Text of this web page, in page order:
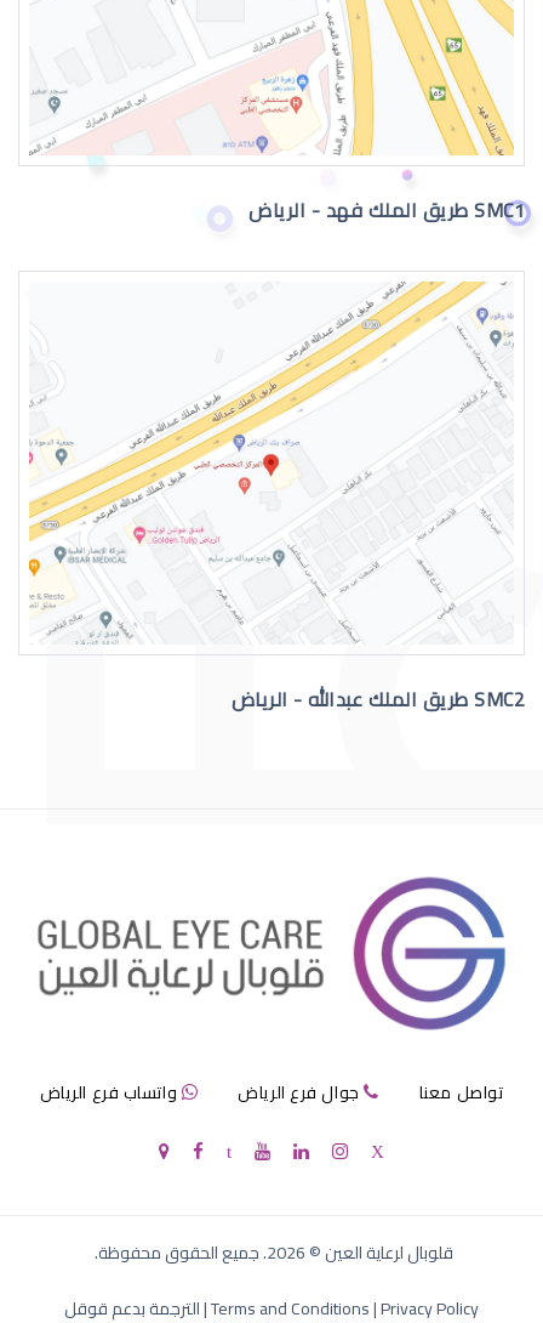
اعراض الماء الازرق بالعين
اسباب الماء الازرق بالعين
علاج الماء الازرق بالعين
مرض الماء الازرق بالعين
SMC1 طريق الملك فهد - الرياض
SMC2 طريق الملك عبدالله - الرياض
تواصل معنا جوال فرع الرياض واتساب فرع الرياض
قلوبال لرعاية العين©
2026. جميع الحقوق محفوظة.
Terms and Conditions|Privacy Policy
|الترجمة بدعم قوقل